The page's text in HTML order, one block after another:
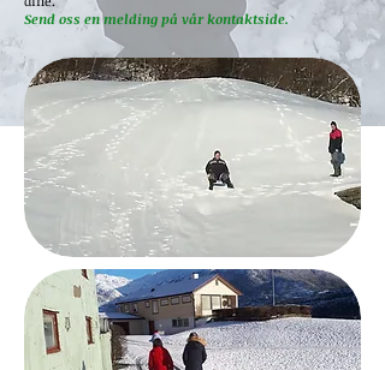
Send oss en melding på vår kontaktside.